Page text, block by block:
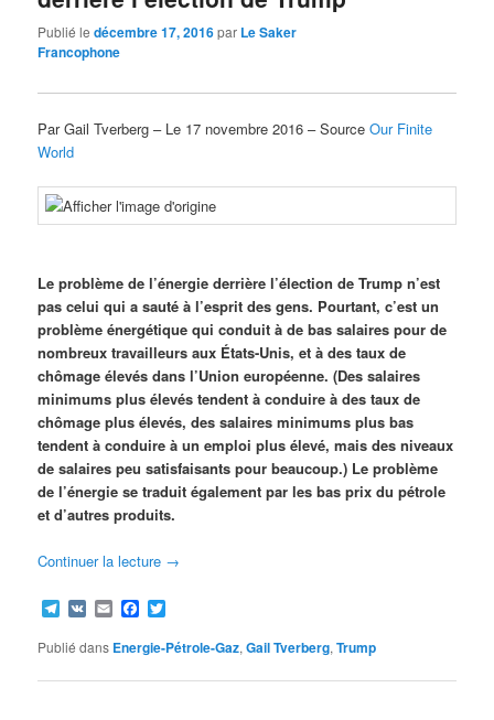
Publié ledécembre 17, 2016par Le Saker
Francophone
Par Gail Tverberg – Le 17 novembre 2016 – SourceOur Finite
World
Le problème de l’énergie derrière l’élection de Trump n’est
pas celui qui a sauté à l’esprit des gens. Pourtant, c’est un
problème énergétique qui conduit à de bas salaires pour de
nombreux travailleurs aux États-Unis, et à des taux de
chômage élevés dans l’Union européenne. (Des salaires
minimums plus élevés tendent à conduire à des taux de
chômage plus élevés, des salaires minimums plus bas
tendent à conduire à un emploi plus élevé, mais des niveaux
de salaires peu satisfaisants pour beaucoup.) Le problème
de l’énergie se traduit également par les bas prix du pétrole
et d’autres produits.
Continuer la lecture →
Telegram
VK EmailFacebook
Publié dans Energie-Pétrole-Gaz,Gail Tverberg,Trump